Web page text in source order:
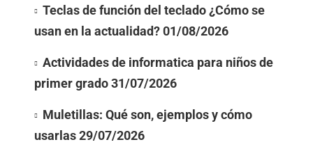
Teclas de función del teclado ¿Cómo se
usan en la actualidad?01/08/2026
Actividades de informatica para niños de
primer grado31/07/2026
Muletillas: Qué son, ejemplos y cómo
usarlas29/07/2026